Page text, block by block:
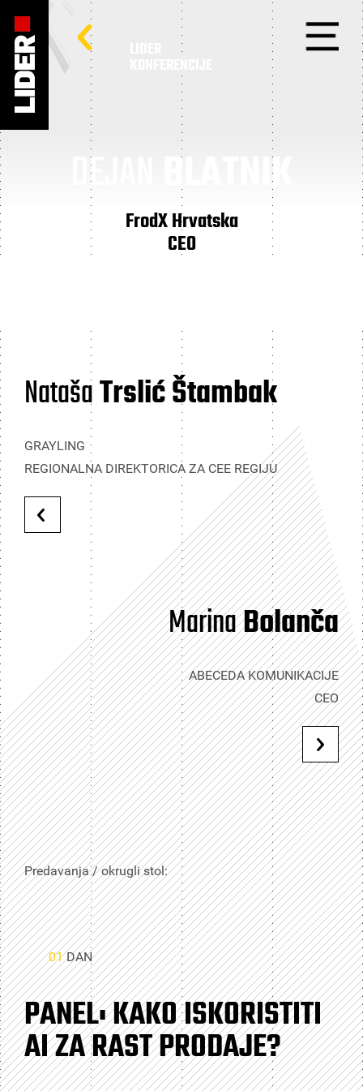
DEJAN BLATNIK
FrodX Hrvatska
CEO
NatašaTrslić Štambak
GRAYLING
REGIONALNA DIREKTORICA ZA CEE REGIJU
MarinaBolanča
ABECEDA KOMUNIKACIJE
CEO
Predavanja / okrugli stol:
01DAN
PANEL: KAKO ISKORISTITI
AI ZA RAST PRODAJE?